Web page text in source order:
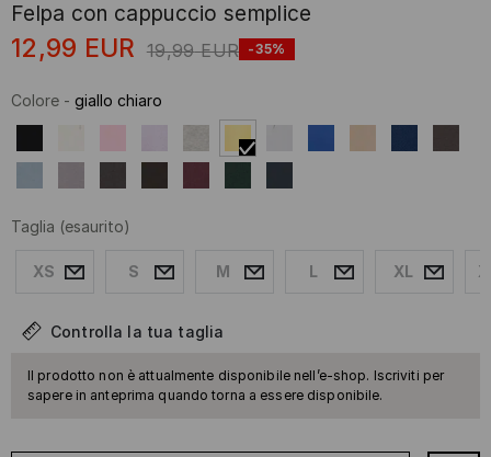
Felpa con cappuccio semplice
12,99 EUR 19,99 EUR -35%
Colore - giallo chiaro
Taglia (esaurito)
XS S M L XL
Controlla la tua taglia
Il prodotto non è attualmente disponibile nell’e-shop. Iscriviti per
sapere in anteprima quando torna a essere disponibile.